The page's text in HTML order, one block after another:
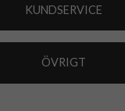
KUNDSERVICE
ÖVRIGT